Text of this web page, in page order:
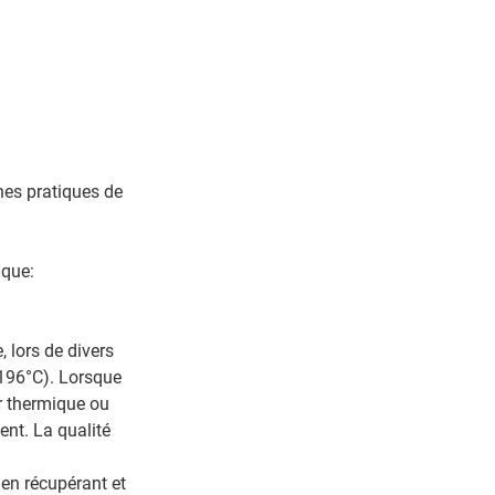
pratiques de
lors de divers
Lorsque
thermique ou
La qualité
récupérant et